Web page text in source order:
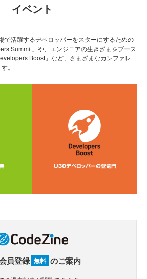
イベント
で活躍するデベロッパーをスターにするための
Summit」や、エンジニアの生きざまをブース
Boost」など、さまざまなカンファレ
。
員登録 無料 のご案内